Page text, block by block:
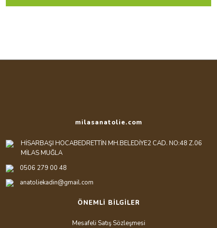
milasanatolie.com
HİSARBAŞI HOCABEDRETTİN MH.BELEDİYE2 CAD. NO:48 Z.06
MİLAS MUĞLA
0506 279 00 48
anatoliekadin@gmail.com
ÖNEMLİ BİLGİLER
Mesafeli Satış Sözleşmesi